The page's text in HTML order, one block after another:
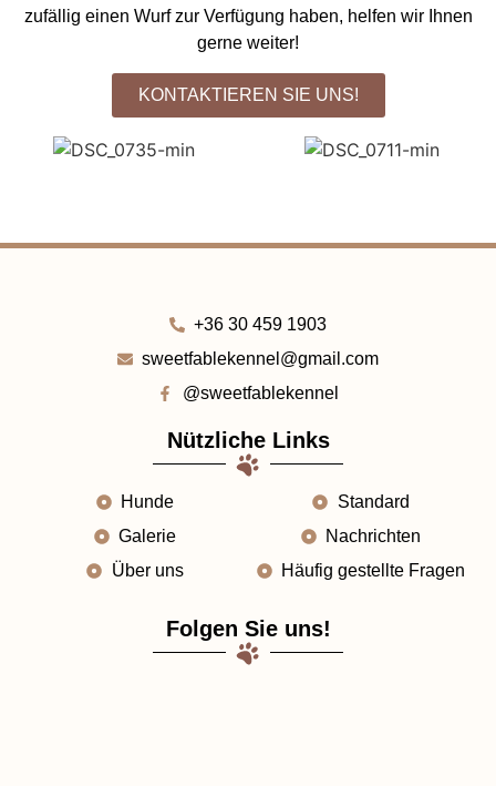
zufällig einen Wurf zur Verfügung haben, helfen wir Ihnen
gerne weiter!
KONTAKTIEREN SIE UNS!
+36 30 459 1903
sweetfablekennel@gmail.com
@sweetfablekennel
Nützliche Links
Hunde
Galerie
Über uns
Standard
Nachrichten
Häufig gestellte Fragen
Folgen Sie uns!